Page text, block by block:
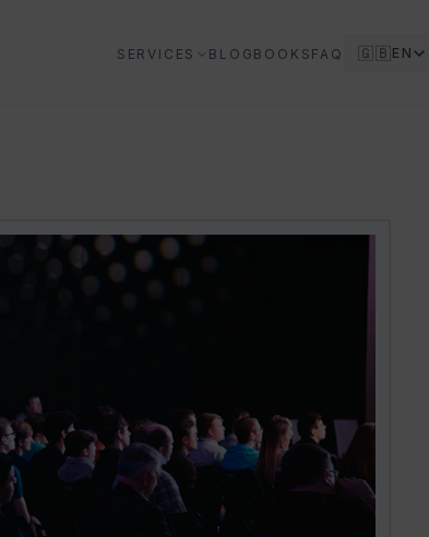
SERVICES BLOG BOOKS FAQ 🇬🇧EN